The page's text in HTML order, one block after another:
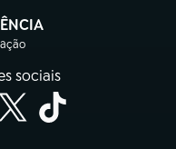
em nova aba)
sociais